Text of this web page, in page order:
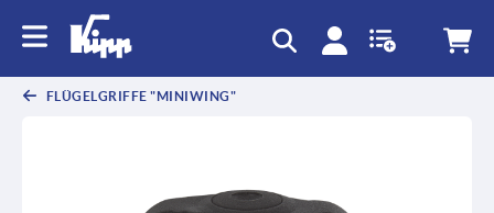
FLÜGELGRIFFE "MINIWING"